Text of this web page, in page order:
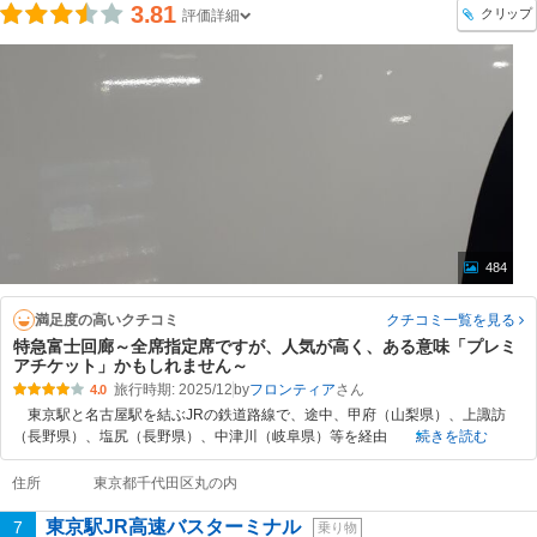
3.81 評価詳細 クリップ
484
満足度の高いクチコミ クチコミ一覧を見る
特急富士回廊～全席指定席ですが、人気が高く、ある意味「プレミ
アチケット」かもしれません～
4.0 旅行時期: 2025/12 byフロンティア
東京駅と名古屋駅を結ぶJRの鉄道路線で、途中、甲府（山梨県）、上諏訪
（長野県）、塩尻（長野県）、中津川（岐阜県）等を経由
続きを読む
住所 東京都千代田区丸の内
7 東京駅JR高速バスターミナル 乗り物